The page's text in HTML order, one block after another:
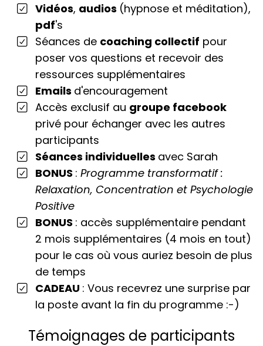
Vidéos, audios (hypnose et méditation),
pdf's
Séances de coaching collectif pour
poser vos questions et recevoir des
ressources supplémentaires
Emails d'encouragement
Accès exclusif au groupe facebook
privé pour échanger avec les autres
participants
Séances individuelles avec Sarah
BONUS : Programme transformatif :
Relaxation, Concentration et Psychologie
Positive
BONUS : accès supplémentaire pendant
2 mois supplémentaires (4 mois en tout)
pour le cas où vous auriez besoin de plus
de temps
CADEAU : Vous recevrez une surprise par
la poste avant la fin du programme :-)
Témoignages de participants